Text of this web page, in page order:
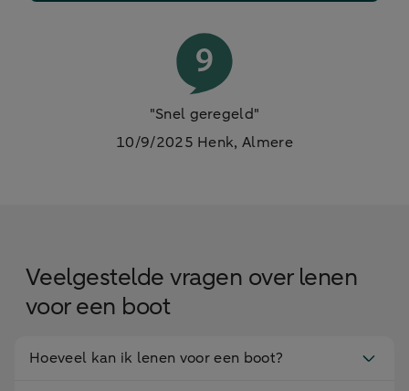
"Snel geregeld"
10/9/2025 Henk, Almere
Veelgestelde vragen over lenen
voor een boot
Hoeveel kan ik lenen voor een boot?